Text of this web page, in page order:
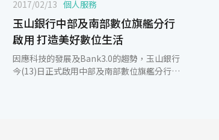
2017/02/13 個人服務
玉山銀行中部及南部數位旗艦分行
啟用 打造美好數位生活
因應科技的發展及Bank3.0的趨勢，玉山銀行
今(13)日正式啟用中部及南部數位旗艦分行，